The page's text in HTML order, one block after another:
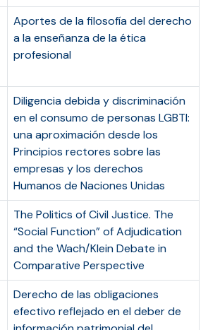
Aportes de la filosofía del derecho
a la enseñanza de la ética
profesional
Diligencia debida y discriminación
en el consumo de personas LGBTI:
una aproximación desde los
Principios rectores sobre las
empresas y los derechos
Humanos de Naciones Unidas
The Politics of Civil Justice. The
“Social Function” of Adjudication
and the Wach/Klein Debate in
Comparative Perspective
Derecho de las obligaciones
efectivo reflejado en el deber de